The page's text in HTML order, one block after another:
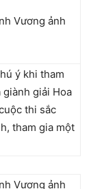
ý khi tham
giải Hoa
thi sắc
tham gia một